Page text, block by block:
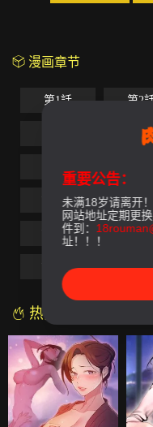
漫画章节
第1話 第2
第6
第13話 第14
第17話 第18
第21話 第22
热门漫画
重要公告：
未满18岁请离开！
网站地址定期更
件到：
址！！！